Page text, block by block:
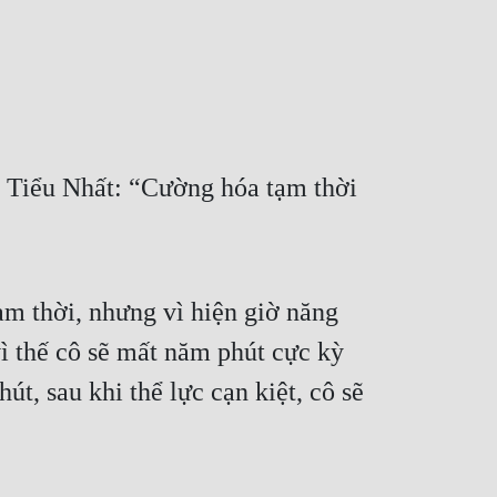
Nhất: “Cường hóa tạm thời
thời, nhưng vì hiện giờ năng
thế cô sẽ mất năm phút cực kỳ
sau khi thể lực cạn kiệt, cô sẽ